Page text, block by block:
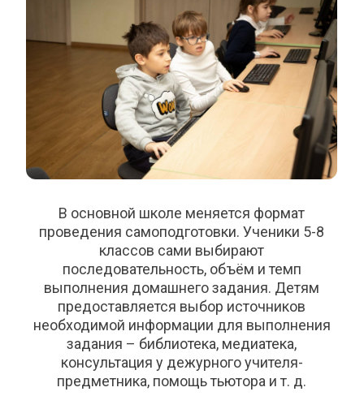
В основной школе меняется формат
проведения самоподготовки. Ученики 5-8
классов сами выбирают
последовательность, объём и темп
выполнения домашнего задания. Детям
предоставляется выбор источников
необходимой информации для выполнения
задания – библиотека, медиатека,
консультация у дежурного учителя-
предметника, помощь тьютора и т. д.